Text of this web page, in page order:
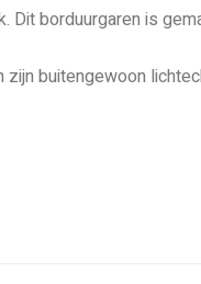
Dit borduurgaren is
buitengewoon